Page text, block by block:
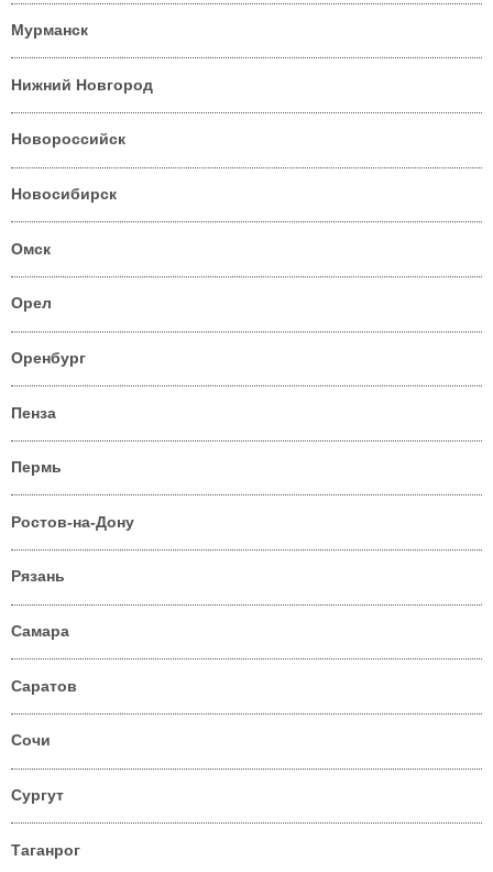
Мурманск
Нижний Новгород
Новороссийск
Новосибирск
Омск
Орел
Оренбург
Пенза
Пермь
Ростов-на-Дону
Рязань
Самара
Саратов
Сочи
Сургут
Таганрог